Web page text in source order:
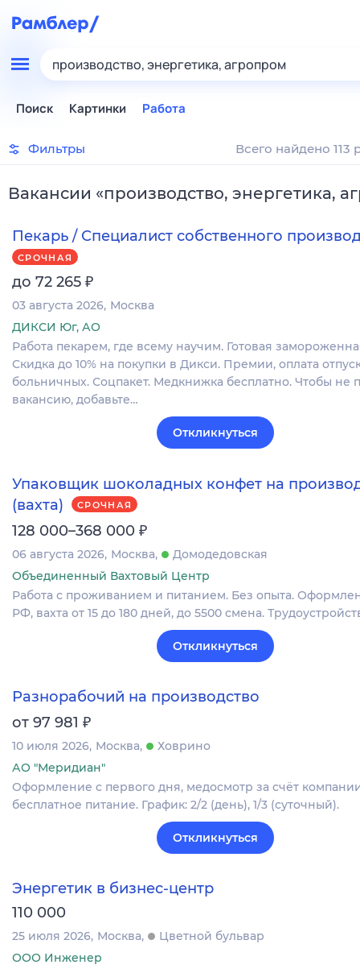
производство, энергетика, агропром
Поиск Картинки Работа
Фильтры Всего найдено 113
Вакансии «производство, энергетика,
Пекарь / Специалист собственного
СРОЧНАЯ
до 72 265 ₽
03 августа 2026 Москва
ДИКСИ Юг, АО
Работа пекарем, где всему научим. Готовая
Скидка до 10% на покупки в Дикси. Премии, оплата
больничных. Соцпакет. Медкнижка бесплатно. Чтобы не
вакансию, добавьте…
Откликнуться
Упаковщик шоколадных конфет на
(вахта)
СРОЧНАЯ
128 000–368 000 ₽
06 августа 2026 Москва
Домодедовская
Объединенный Вахтовый Центр
Работа с проживанием и питанием. Без опыта.
РФ, вахта от 15 до 180 дней, до 5500 смена.
Откликнуться
Разнорабочий на производство
от 97 981 ₽
10 июля 2026 Москва
Ховрино
АО "Меридиан"
Оформление c первого дня, медосмотр за счёт
бесплатное питание. График: 2/2 (день), 1/3 (суточный).
Откликнуться
Энергетик в бизнес-центр
110 000
25 июля 2026 Москва
Цветной бульвар
ООО Инженер